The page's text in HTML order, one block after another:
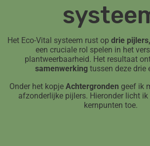
Het Eco-Vital systeem rust op drie pijlers,
een cruciale rol spelen in het
plantweerbaarheid. Het resultaat
samenwerking tussen deze drie
Onder het kopje Achtergronden geef ik
afzonderlijke pijlers. Hieronder licht
kernpunten toe.